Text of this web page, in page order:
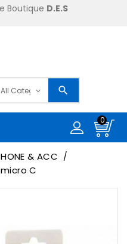
Boutique D.E.S
0
& ACC
C